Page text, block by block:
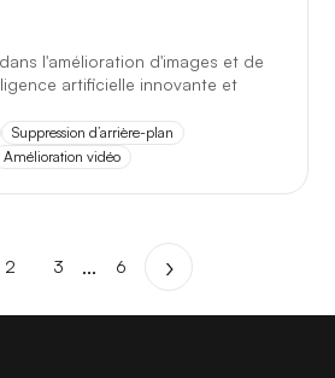
l'amélioration d'images et de
artificielle innovante et
Suppression d’arrière-plan
Amélioration vidéo
2 3 ... 6